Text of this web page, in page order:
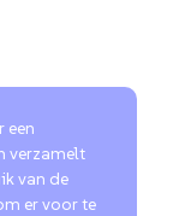
een
verzamelt
van de
er voor te